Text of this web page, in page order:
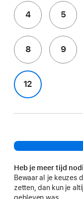
4 5
8 9
12
Heb je meer tijd
Bewaar al je keuzes
zetten, dan kun je
gebleven was.